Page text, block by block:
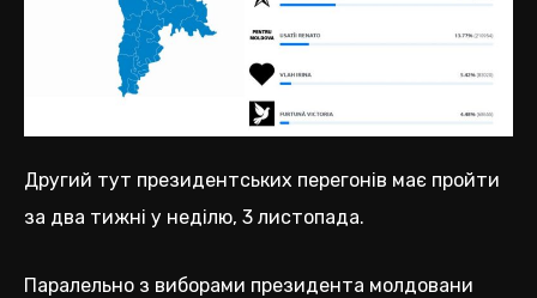
Другий тут президентських перегонів має пройти
за два тижні у неділю, 3 листопада.
Паралельно з виборами президента молдовани